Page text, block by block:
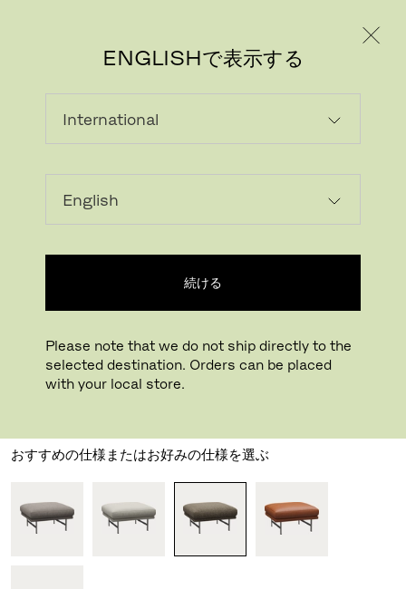
ENGLISHで表示する
続ける
Please note that we do not ship directly to the
selected destination. Orders can be placed
with your local store.
リッソーニソファ
おすすめの仕様またはお好みの仕様を選ぶ